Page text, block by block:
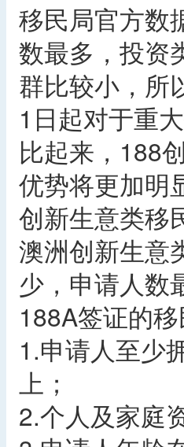
移民局官方数
数最多，投资
群比较小，所
1日起对于重
比起来，188
优势将更加明
创新生意类移
澳洲创新生意
少，申请人数
188A签证的移
1.申请人至少
上；
2.个人及家庭